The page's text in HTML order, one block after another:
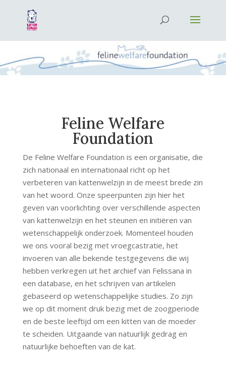
Feline Welfare
Foundation
De Feline Welfare Foundation is een organisatie, die
zich nationaal en internationaal richt op het
verbeteren van kattenwelzijn in de meest brede zin
van het woord. Onze speerpunten zijn hier het
geven van voorlichting over verschillende aspecten
van kattenwelzijn en het steunen en initiëren van
wetenschappelijk onderzoek. Momenteel houden
we ons vooral bezig met vroegcastratie, het
invoeren van alle bekende testgegevens die wij
hebben verkregen uit het archief van Felissana in
een database, en het schrijven van artikelen
gebaseerd op wetenschappelijke studies. Zo zijn
we op dit moment druk bezig met de zoogperiode
en de beste leeftijd om een kitten van de moeder
te scheiden. Uitgaande van natuurlijk gedrag en
natuurlijke behoeften van de kat.